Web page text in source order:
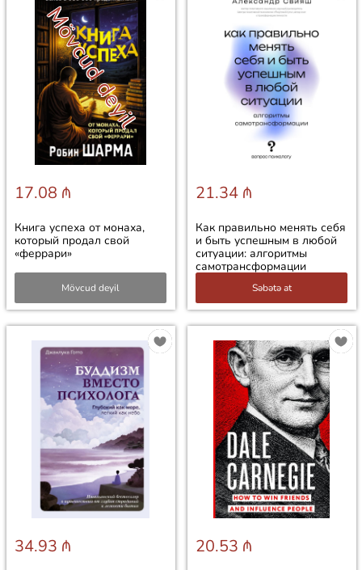
Mövcud deyil
17.08 ₼
Книга успеха от монаха,
который продал свой
«феррари»
Mövcud deyil
21.34 ₼
Как правильно менять себя
и быть успешным в любой
ситуации: алгоритмы
самотрансформации
Səbətə at
34.93 ₼ 20.53 ₼